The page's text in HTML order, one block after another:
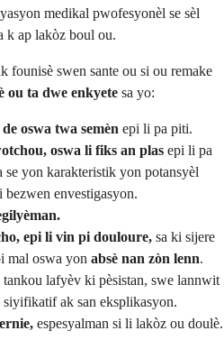
medikal pwofesyonèl se sèl
k ap lakòz boul ou.
founisè swen sante ou si ou remake
ou ta dwe enkyete sa yo:
oswa twa semèn epi li pa piti.
oswa li fiks an plas epi li pa
se yon karakteristik yon potansyèl
bezwen envestigasyon.
epi li vin pi douloure, sa ki sijere
mal oswa yon absè nan zòn lenn.
tankou lafyèv ki pèsistan, swe lannwit
ak san eksplikasyon.
espesyalman si li lakòz ou doulè.